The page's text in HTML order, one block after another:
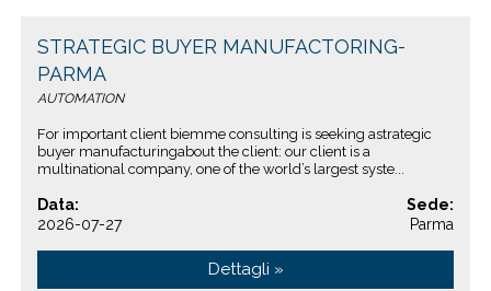
STRATEGIC BUYER MANUFACTORING-
PARMA
AUTOMATION
For important client biemme consulting is seeking astrategic
buyer manufacturingabout the client: our client is a
multinational company, one of the world’s largest syste...
Data:
2026-07-27
Sede:
Parma
Dettagli »